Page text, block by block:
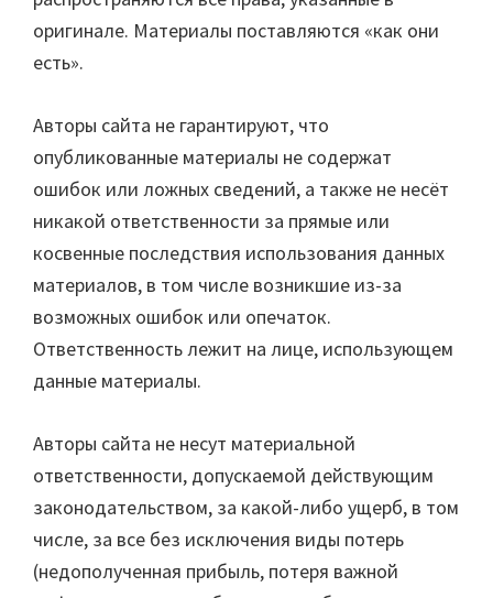
оригинале. Материалы поставляются «как они
есть».
Авторы сайта не гарантируют, что
опубликованные материалы не содержат
ошибок или ложных сведений, а также не несёт
никакой ответственности за прямые или
косвенные последствия использования данных
материалов, в том числе возникшие из-за
возможных ошибок или опечаток.
Ответственность лежит на лице, использующем
данные материалы.
Авторы сайта не несут материальной
ответственности, допускаемой действующим
законодательством, за какой-либо ущерб, в том
числе, за все без исключения виды потерь
(недополученная прибыль, потеря важной